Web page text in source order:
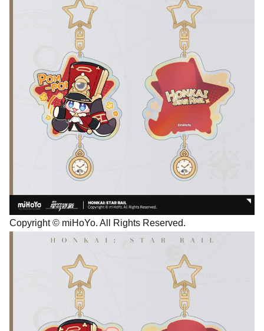
Copyright © miHoYo. All Rights Reserved.